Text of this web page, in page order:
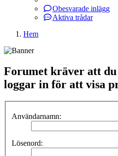
Obesvarade inlägg
Aktiva trådar
Hem
Forumet kräver att
loggar in för att visa
Användarnamn:
Lösenord: